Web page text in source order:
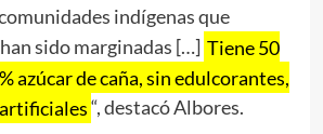
indígenas que
sido marginadas […] Tiene 50
azúcar de caña, sin edulcorantes,
“, destacó Albores.